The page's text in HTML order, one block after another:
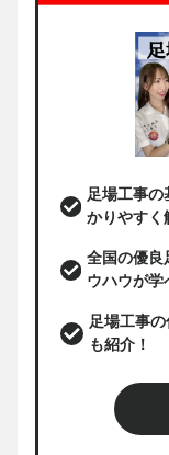
足場工事
かりやすく
全国の優良
ウハウが学
足場工事
も紹介！